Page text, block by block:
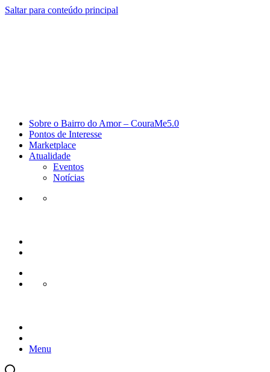
Saltar para conteúdo principal
Sobre o Bairro do Amor – CouraMe5.0
Pontos de Interesse
Marketplace
Atualidade
Eventos
Notícias
Menu